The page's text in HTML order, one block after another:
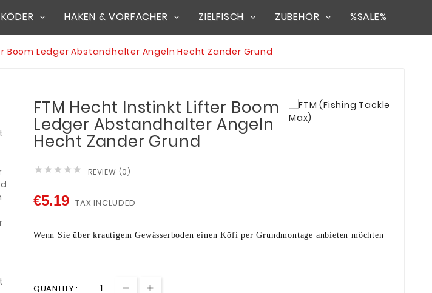
KÖDER HAKEN & VORFÄCHER ZIELFISCH ZUBEHÖR %SALE%
Boom Ledger Abstandhalter Angeln Hecht Zander Grund
FTM Hecht Instinkt Lifter Boom
Ledger Abstandhalter Angeln
Hecht Zander Grund
     REVIEW (0)
€5.19 TAX INCLUDED
Wenn Sie über krautigem Gewässerboden einen Köfi per Grundmontage anbieten möchten
QUANTITY :